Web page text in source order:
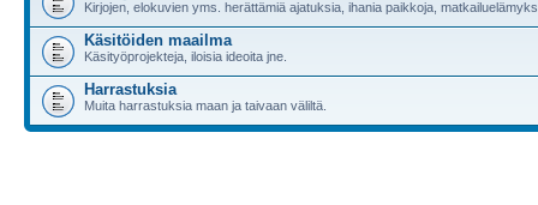
Kirjojen, elokuvien yms. herättämiä ajatuksia, ihania paikkoja,
Käsitöiden maailma
Käsityöprojekteja, iloisia ideoita jne.
Harrastuksia
Muita harrastuksia maan ja taivaan väliltä.